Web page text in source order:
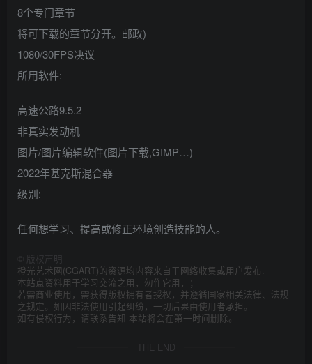
8个专门章节
将可下载的章节分开。邮政)
1080/30FPS决议
所用软件:
高速公路9.5.2
非真实发动机
图片/图片编辑软件(图片下载,GIMP…)
2022年基克斯混合器
级别:
任何想学习、提高或修正环境创造技能的人。
版权声明
橙光艺术网(CGART)的资源均内容来自于网络收集或用户发布.
本站点资料用于学习交流之用，勿作它用，；
若需商业使用，需获得版权拥有者授权，并遵循国家相关法律、法规
之规定。如因非法使用引起纠纷，一切后果由使用者承担。
如有侵权行为，请联系告知 本站将会在第一时间删除。
THE END